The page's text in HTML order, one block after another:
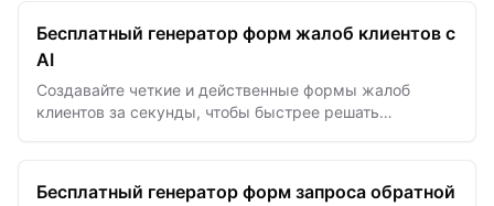
Бесплатный генератор форм жалоб клиентов с
AI
Создавайте четкие и действенные формы жалоб
клиентов за секунды, чтобы быстрее решать
Бесплатный генератор форм запроса обратной